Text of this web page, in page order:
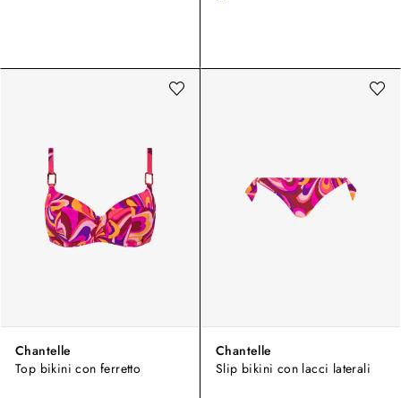
Chantelle
Top bikini con ferretto
Chantelle
Slip bikini con lacci laterali